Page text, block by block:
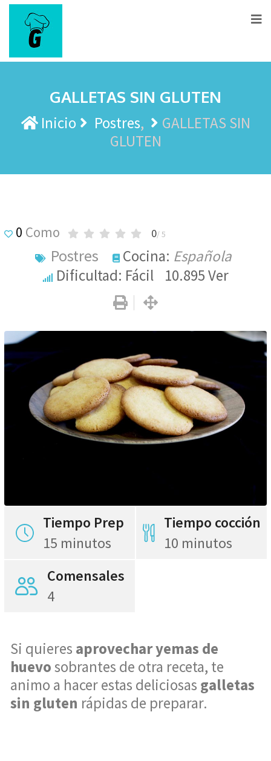
GALLETAS SIN GLUTEN
Inicio Postres
GALLETAS SIN
GLUTEN
0 Como 0/ 5
Postres Cocina: Española
Dificultad: Fácil
10.895Ver
Tiempo Prep
15 minutos
Tiempo cocción
10 minutos
Comensales
4
Si quieres aprovecharyemas de
huevosobrantes de otra receta, te
animo a hacer estas deliciosas galletas
sin gluten rápidas de preparar.